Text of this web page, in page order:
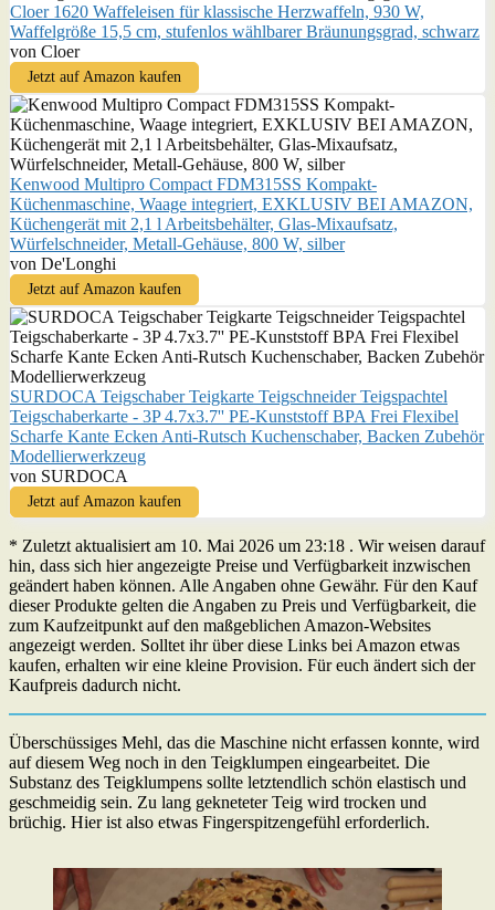
Cloer 1620 Waffeleisen für klassische Herzwaffeln, 930 W,
Waffelgröße 15,5 cm, stufenlos wählbarer Bräunungsgrad, schwarz
von Cloer
Jetzt auf Amazon kaufen
Kenwood Multipro Compact FDM315SS Kompakt-
Küchenmaschine, Waage integriert, EXKLUSIV BEI AMAZON,
Küchengerät mit 2,1 l Arbeitsbehälter, Glas-Mixaufsatz,
Würfelschneider, Metall-Gehäuse, 800 W, silber
von De'Longhi
Jetzt auf Amazon kaufen
SURDOCA Teigschaber Teigkarte Teigschneider Teigspachtel
Teigschaberkarte - 3P 4.7x3.7'' PE-Kunststoff BPA Frei Flexibel
Scharfe Kante Ecken Anti-Rutsch Kuchenschaber, Backen Zubehör
Modellierwerkzeug
von SURDOCA
Jetzt auf Amazon kaufen
* Zuletzt aktualisiert am 10. Mai 2026 um 23:18 . Wir weisen darauf
hin, dass sich hier angezeigte Preise und Verfügbarkeit inzwischen
geändert haben können. Alle Angaben ohne Gewähr. Für den Kauf
dieser Produkte gelten die Angaben zu Preis und Verfügbarkeit, die
zum Kaufzeitpunkt auf den maßgeblichen Amazon-Websites
angezeigt werden. Solltet ihr über diese Links bei Amazon etwas
kaufen, erhalten wir eine kleine Provision. Für euch ändert sich der
Kaufpreis dadurch nicht.
Überschüssiges Mehl, das die Maschine nicht erfassen konnte, wird
auf diesem Weg noch in den Teigklumpen eingearbeitet. Die
Substanz des Teigklumpens sollte letztendlich schön elastisch und
geschmeidig sein. Zu lang gekneteter Teig wird trocken und
brüchig. Hier ist also etwas Fingerspitzengefühl erforderlich.